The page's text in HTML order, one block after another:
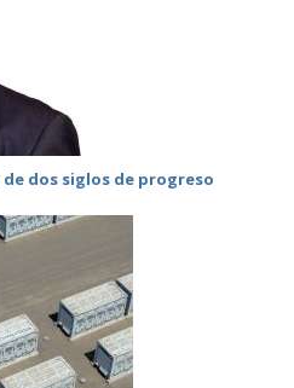
dos siglos de progreso